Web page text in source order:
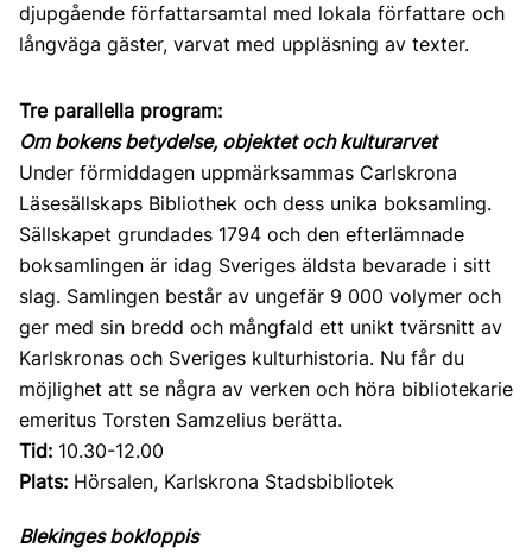
djupgående författarsamtal med lokala författare och
långväga gäster, varvat med uppläsning av texter.
Tre parallella program:
Om bokens betydelse, objektet och kulturarvet
Under förmiddagen uppmärksammas Carlskrona
Läsesällskaps Bibliothek och dess unika boksamling.
Sällskapet grundades 1794 och den efterlämnade
boksamlingen är idag Sveriges äldsta bevarade i sitt
slag. Samlingen består av ungefär 9 000 volymer och
ger med sin bredd och mångfald ett unikt tvärsnitt av
Karlskronas och Sveriges kulturhistoria. Nu får du
möjlighet att se några av verken och höra bibliotekarie
emeritus Torsten Samzelius berätta.
Tid: 10.30-12.00
Plats: Hörsalen, Karlskrona Stadsbibliotek
Blekinges bokloppis